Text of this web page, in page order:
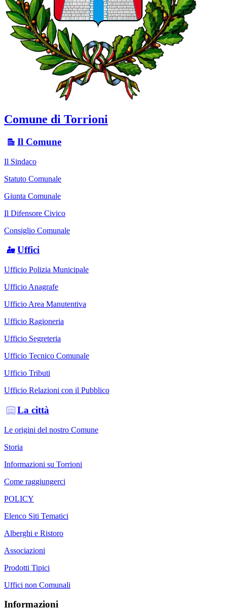
Comune di Torrioni
Il Comune
Il Sindaco
Statuto Comunale
Giunta Comunale
Il Difensore Civico
Consiglio Comunale
Uffici
Ufficio Polizia Municipale
Ufficio Anagrafe
Ufficio Area Manutentiva
Ufficio Ragioneria
Ufficio Segreteria
Ufficio Tecnico Comunale
Ufficio Tributi
Ufficio Relazioni con il Pubblico
La città
Le origini del nostro Comune
Storia
Informazioni su Torrioni
Come raggiungerci
POLICY
Elenco Siti Tematici
Alberghi e Ristoro
Associazioni
Prodotti Tipici
Uffici non Comunali
Informazioni